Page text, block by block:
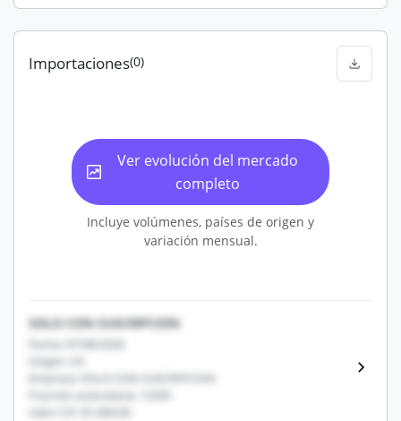
Importaciones(0)
Ver evolución del mercado
completo
Incluye volúmenes, países de origen y
variación mensual.
SOLO CON SUSCRIPCION
Fecha: 07/08/2026
Origen: US
Empresa: SOLO CON SUSCRIPCION
Fracción arancelaria: 12345
Valor CIF: $1,000.00